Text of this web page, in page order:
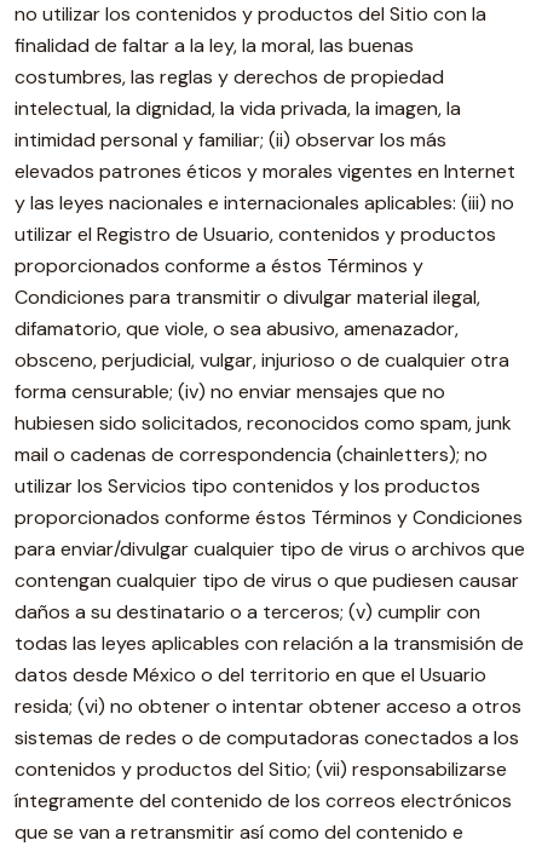
no utilizar los contenidos y productos del Sitio con la
finalidad de faltar a la ley, la moral, las buenas
costumbres, las reglas y derechos de propiedad
intelectual, la dignidad, la vida privada, la imagen, la
intimidad personal y familiar; (ii) observar los más
elevados patrones éticos y morales vigentes en Internet
y las leyes nacionales e internacionales aplicables: (iii) no
utilizar el Registro de Usuario, contenidos y productos
proporcionados conforme a éstos Términos y
Condiciones para transmitir o divulgar material ilegal,
difamatorio, que viole, o sea abusivo, amenazador,
obsceno, perjudicial, vulgar, injurioso o de cualquier otra
forma censurable; (iv) no enviar mensajes que no
hubiesen sido solicitados, reconocidos como spam, junk
mail o cadenas de correspondencia (chainletters); no
utilizar los Servicios tipo contenidos y los productos
proporcionados conforme éstos Términos y Condiciones
para enviar/divulgar cualquier tipo de virus o archivos que
contengan cualquier tipo de virus o que pudiesen causar
daños a su destinatario o a terceros; (v) cumplir con
todas las leyes aplicables con relación a la transmisión de
datos desde México o del territorio en que el Usuario
resida; (vi) no obtener o intentar obtener acceso a otros
sistemas de redes o de computadoras conectados a los
contenidos y productos del Sitio; (vii) responsabilizarse
íntegramente del contenido de los correos electrónicos
que se van a retransmitir así como del contenido e